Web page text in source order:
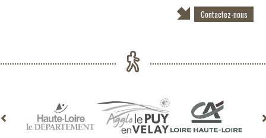
Contactez-nous